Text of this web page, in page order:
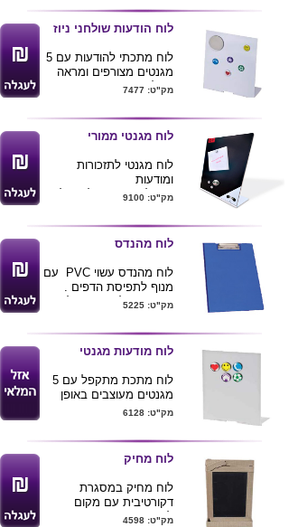
הלקוח. יתכנו שינויים בכלי
האריזה לפי המלאים
הקימים. לסידורי לאקי
במבוק נוספים......
לוח הודעות שולחני ניוז
לוח מתכתי להודעות עם 5
מגנטים מצורפים ומראה
עגולה .
20.6X17.5X6 ס"מ
ניתן להדפיס לוגו ע"ג
המוצר
מק"ט: 7477
לוח מגנטי ממורי
לוח מגנטי לתזכורות
ומודעות
ניתן למתג את הלוח בלוגו
הלוח מגיע עם 4 מגנטים
ניתן להוסיף מגנטים
צורניים בתוספת תשלום
15X21X6
מק"ט: 9100
לוח מהנדס
לוח מהנדס עשוי PVC עם
מנוף לתפיסת הדפים .
תא פנימי לדפים
גודל מוצר 32*23 ס"מ
מגיע בצבעים שחור , לבן
וכחול
ניתן להדפיס לוגו ע"ג
המוצר
מק"ט: 5225
לוח מודעות מגנטי
לוח מתכת מתקפל עם 5
מגנטים מעוצבים באופן
שונה
ממו , כרטיסי ביקור,
תמונות וכו'
המוצר מגיע בקופסא מנייר
ממוחזר
מידות 26.6X17X0.60
מק"ט: 6128
לוח מחיק
לוח מחיק במסגרת
דקורטיבית עם מקום
לגירים. מידה: 46x29 ס"מ
מק"ט: 4598